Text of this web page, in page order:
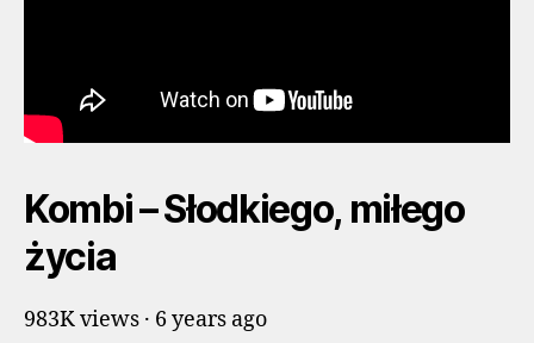
Kombi – Słodkiego, miłego
życia
983K views · 6 years ago